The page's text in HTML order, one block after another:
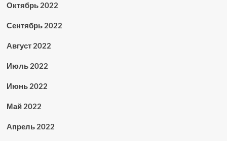
Октябрь 2022
Сентябрь 2022
Август 2022
Июль 2022
Июнь 2022
Май 2022
Апрель 2022